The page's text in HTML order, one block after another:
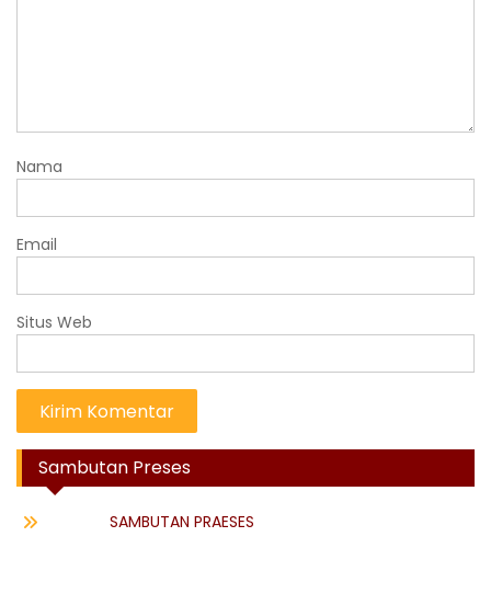
Nama
Email
Situs Web
Sambutan Preses
SAMBUTAN PRAESES